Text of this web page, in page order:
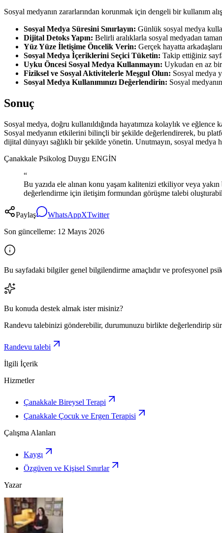
Sosyal medyanın zararlarından korunmak için dengeli bir kullanım
Sosyal Medya Süresini Sınırlayın: Günlük sosyal medya
Dijital Detoks Yapın: Belirli aralıklarla sosyal medyadan
Yüz Yüze İletişime Öncelik Verin: Gerçek hayatta
Sosyal Medya İçeriklerini Seçici Tüketin: Takip ettiğiniz
Uyku Öncesi Sosyal Medya Kullanmayın: Uykudan en az bir
Fiziksel ve Sosyal Aktivitelerle Meşgul Olun: Sosyal medya
Sosyal Medya Kullanımınızı Değerlendirin: Sosyal
Sonuç
Sosyal medya, doğru kullanıldığında hayatımıza kolaylık ve
Sosyal medyanın etkilerini bilinçli bir şekilde değerlendirerek, bu
dijital dünyayı sağlıklı bir şekilde yönetin. Unutmayın, sosyal medya
Çanakkale Psikolog Duygu ENGİN
“
Bu yazıda ele alınan konu yaşam kalitenizi etkiliyor veya
değerlendirme için iletişim formundan görüşme talebi
Paylaş WhatsAppXTwitter
Son güncelleme: 12 Mayıs 2026
Bu sayfadaki bilgiler genel bilgilendirme amaçlıdır ve profesyonel
Bu konuda destek almak ister misiniz?
Randevu talebinizi gönderebilir, durumunuzu birlikte değerlendirip
Randevu talebi
İlgili İçerik
Hizmetler
Çanakkale Bireysel Terapi
Çanakkale Çocuk ve Ergen Terapisi
Çalışma Alanları
Kaygı
Özgüven ve Kişisel Sınırlar
Yazar